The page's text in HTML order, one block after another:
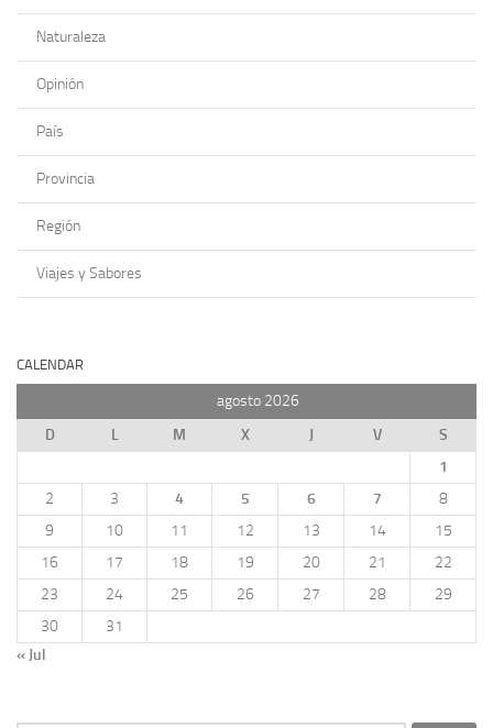
Naturaleza
Opinión
País
Provincia
Región
Viajes y Sabores
CALENDAR
agosto 2026
D
L M X J V
S
1
2
3 4 5 6 7
8
9
10 11 12 13 14
15
16
17 18 19 20 21
22
23
24 25 26 27 28
29
30
31
« Jul